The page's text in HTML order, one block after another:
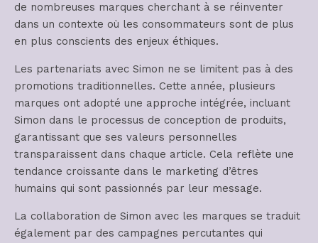
de nombreuses marques cherchant à se réinventer
dans un contexte où les consommateurs sont de plus
en plus conscients des enjeux éthiques.
Les partenariats avec Simon ne se limitent pas à des
promotions traditionnelles. Cette année, plusieurs
marques ont adopté une approche intégrée, incluant
Simon dans le processus de conception de produits,
garantissant que ses valeurs personnelles
transparaissent dans chaque article. Cela reflète une
tendance croissante dans le marketing d’êtres
humains qui sont passionnés par leur message.
La collaboration de Simon avec les marques se traduit
également par des campagnes percutantes qui